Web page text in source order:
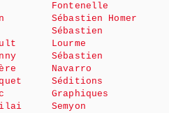
Fontenelle
Sébastien Homer
Sébastien
Lourme
Sébastien
Navarro
Séditions
Graphiques
Semyon